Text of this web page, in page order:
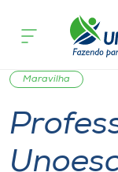
Cursos
Onde estamos
Pesquisa
acontece
Maravilha